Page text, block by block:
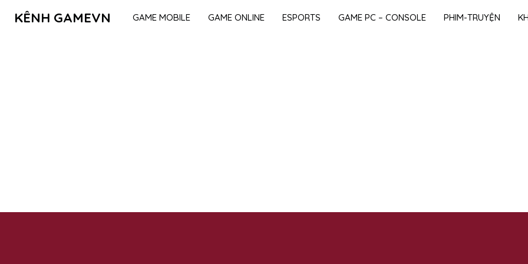
KÊNH GAMEVN GAME MOBILE GAME ONLINE ESPORTS GAME PC – CONSOLE PHIM-TRUYỆN